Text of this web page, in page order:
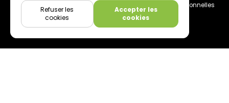
Livraison
Mentions légales
Données personnelles
Cookies
Accepter les
cookies
Refuser les
cookies